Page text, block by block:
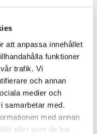
att anpassa innehållet
funktioner
trafik. Vi
och annan
medier och
samarbetar med.
med annan
eller som de har